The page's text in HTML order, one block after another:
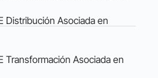
Distribución Asociada en
Transformación Asociada en